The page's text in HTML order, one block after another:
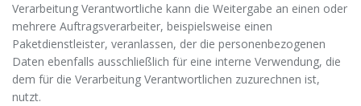
Verarbeitung Verantwortliche kann die Weitergabe an einen oder
mehrere Auftragsverarbeiter, beispielsweise einen
Paketdienstleister, veranlassen, der die personenbezogenen
Daten ebenfalls ausschließlich für eine interne Verwendung, die
dem für die Verarbeitung Verantwortlichen zuzurechnen ist,
nutzt.